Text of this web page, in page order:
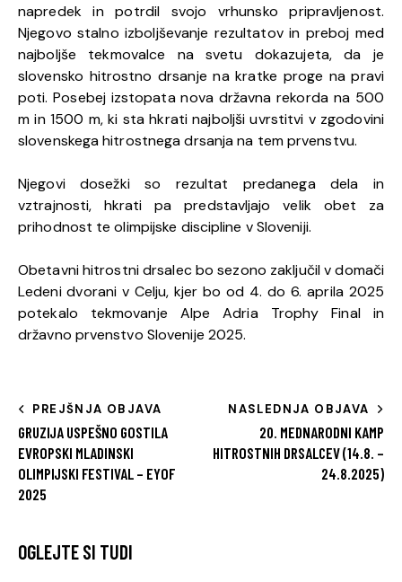
napredek in potrdil svojo vrhunsko pripravljenost.
Njegovo stalno izboljševanje rezultatov in preboj med
najboljše tekmovalce na svetu dokazujeta, da je
slovensko hitrostno drsanje na kratke proge na pravi
poti. Posebej izstopata nova državna rekorda na 500
m in 1500 m, ki sta hkrati najboljši uvrstitvi v zgodovini
slovenskega hitrostnega drsanja na tem prvenstvu.
Njegovi dosežki so rezultat predanega dela in
vztrajnosti, hkrati pa predstavljajo velik obet za
prihodnost te olimpijske discipline v Sloveniji.
Obetavni hitrostni drsalec bo sezono zaključil v domači
Ledeni dvorani v Celju, kjer bo od 4. do 6. aprila 2025
potekalo tekmovanje Alpe Adria Trophy Final in
državno prvenstvo Slovenije 2025.
PREJŠNJA OBJAVA
GRUZIJA USPEŠNO GOSTILA
EVROPSKI MLADINSKI
OLIMPIJSKI FESTIVAL – EYOF
2025
NASLEDNJA OBJAVA
20. MEDNARODNI KAMP
HITROSTNIH DRSALCEV (14.8. –
24.8.2025)
OGLEJTE SI TUDI